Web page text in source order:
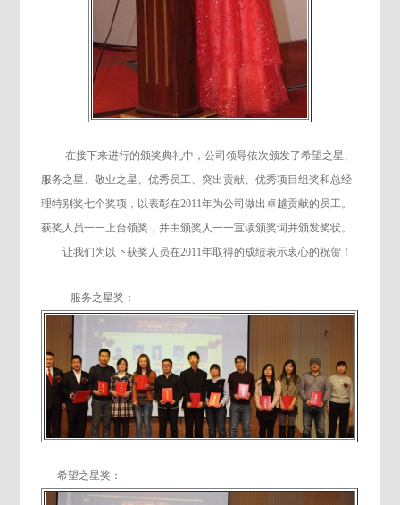
在接下来进行的颁奖典礼中，公司领导依次颁发了希望之星、
服务之星、敬业之星、优秀员工、突出贡献、优秀项目组奖和总经
理特别奖七个奖项， 以表彰在2011年为公司做出卓越贡献的员工。
获奖人员一一上台领奖，并由颁奖人一一宣读颁奖词并颁发奖状。
让我们为以下获奖人员在2011年取得的成绩表示衷心的祝贺！
服务之星奖：
希望之星奖：